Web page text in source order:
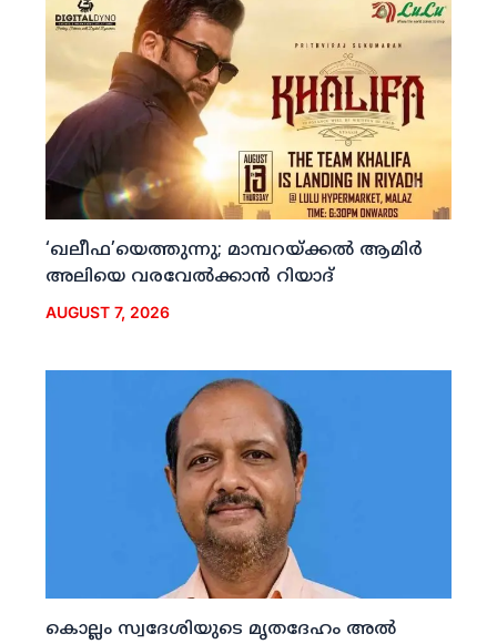
‘ഖലീഫ’യെത്തുന്നു; മാമ്പറയ്ക്കല്‍ ആമിര്‍
അലിയെ വരവേല്‍ക്കാന്‍ റിയാദ്
AUGUST 7, 2026
കൊല്ലം സ്വദേശിയുടെ മൃതദേഹം അല്‍